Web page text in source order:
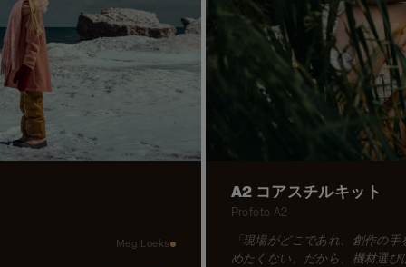
Meg Loeks
A2 コアスチルキット
Profoto A2
「現場がどこであれ、創作の手
めたくない。だから、機材選び